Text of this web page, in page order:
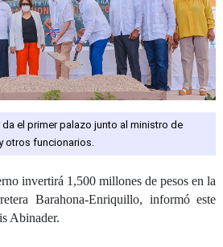
el primer palazo junto al ministro de
otros funcionarios.
invertirá 1,500 millones de pesos en la
Barahona-Enriquillo, informó este
Abinader.